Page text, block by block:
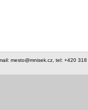
mesto@mnisek.cz, tel: +420